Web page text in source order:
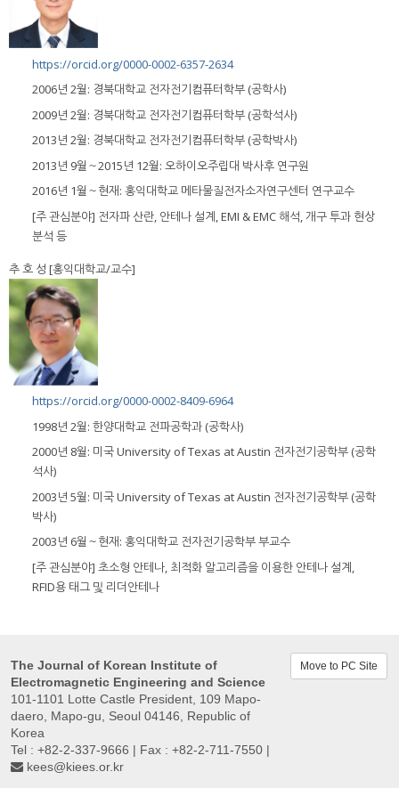
https://orcid.org/0000-0002-6357-2634
2006년 2월: 경북대학교 전자전기컴퓨터학부 (공학사)
2009년 2월: 경북대학교 전자전기컴퓨터학부 (공학석사)
2013년 2월: 경북대학교 전자전기컴퓨터학부 (공학박사)
2013년 9월～2015년 12월: 오하이오주립대 박사후 연구원
2016년 1월～현재: 홍익대학교 메타물질전자소자연구센터 연구교수
[주 관심분야] 전자파 산란, 안테나 설계, EMI & EMC 해석, 개구 투과 현상
분석 등
추 호 성 [홍익대학교/교수]
https://orcid.org/0000-0002-8409-6964
1998년 2월: 한양대학교 전파공학과 (공학사)
2000년 8월: 미국 University of Texas at Austin 전자전기공학부 (공학
석사)
2003년 5월: 미국 University of Texas at Austin 전자전기공학부 (공학
박사)
2003년 6월～현재: 홍익대학교 전자전기공학부 부교수
[주 관심분야] 초소형 안테나, 최적화 알고리즘을 이용한 안테나 설계,
RFID용 태그 및 리더안테나
The Journal of Korean Institute of
Electromagnetic Engineering and Science
101-1101 Lotte Castle President, 109 Mapo-
daero, Mapo-gu, Seoul 04146, Republic of
Korea
Tel : +82-2-337-9666 | Fax : +82-2-711-7550 |
kees@kiees.or.kr
Move to PC Site